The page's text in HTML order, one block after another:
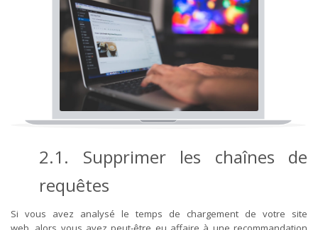
2.1. Supprimer les chaînes de
requêtes
Si vous avez analysé le temps de chargement de votre site